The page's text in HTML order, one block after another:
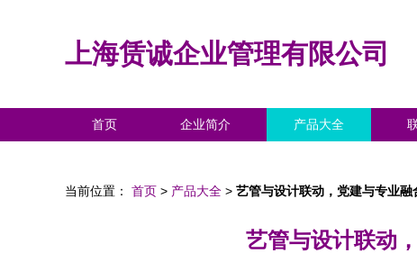
上海赁诚企业管理有限公司
首页 企业简介 产品大全
当前位置： 首页 > 产品大全 > 艺管与设计联动，党建与专业
艺管与设计联动